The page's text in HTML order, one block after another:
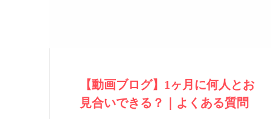
【動画ブログ】1ヶ月に何人とお
見合いできる？｜よくある質問